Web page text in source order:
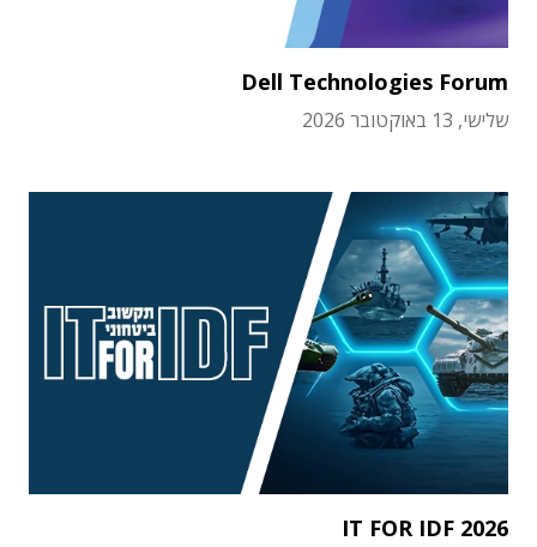
Dell Technologies Forum
שלישי, 13 באוקטובר 2026
IT FOR IDF 2026